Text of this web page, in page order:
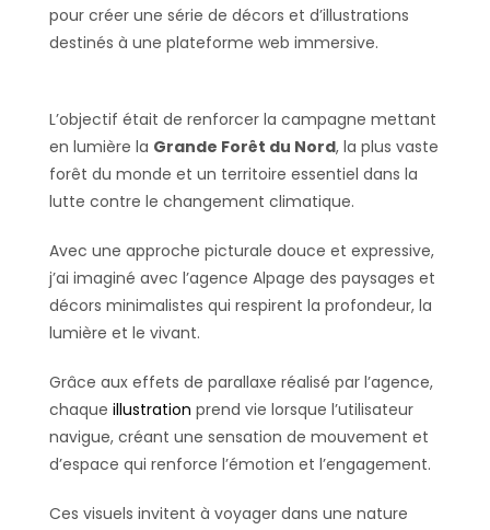
pour créer une série de décors et d’illustrations
destinés à une plateforme web immersive.
L’objectif était de renforcer la campagne mettant
en lumière la Grande Forêt du Nord, la plus vaste
forêt du monde et un territoire essentiel dans la
lutte contre le changement climatique.
Avec une approche picturale douce et expressive,
j’ai imaginé avec l’agence Alpage des paysages et
décors minimalistes qui respirent la profondeur, la
lumière et le vivant.
Grâce aux effets de parallaxe réalisé par l’agence,
chaque illustration prend vie lorsque l’utilisateur
navigue, créant une sensation de mouvement et
d’espace qui renforce l’émotion et l’engagement.
Ces visuels invitent à voyager dans une nature